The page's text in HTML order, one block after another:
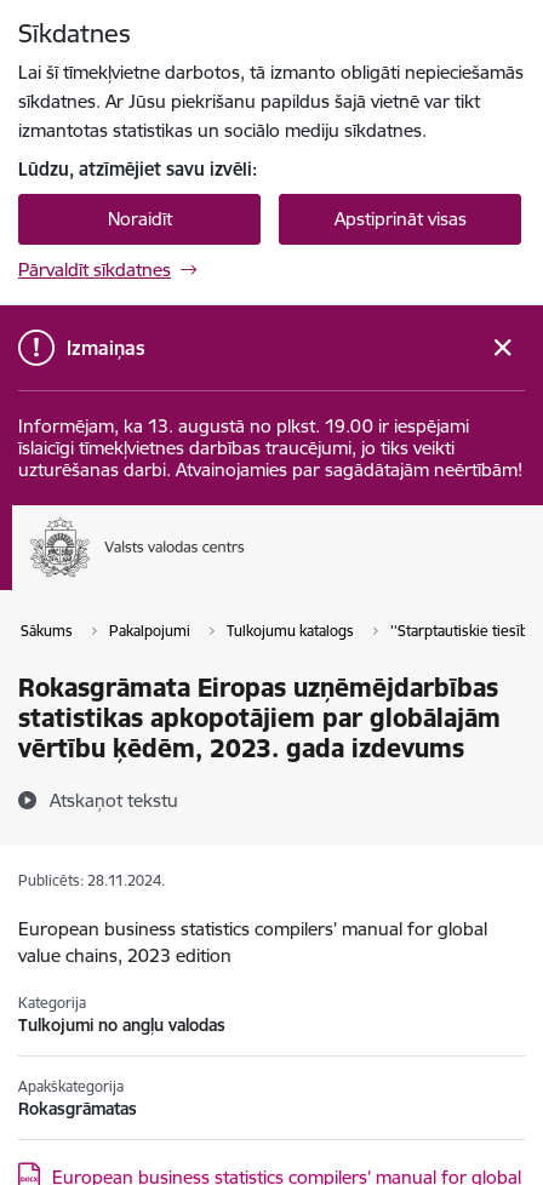
Sīkdatnes
Lai šī tīmekļvietne darbotos, tā izmanto obligāti nepieciešamās
sīkdatnes. Ar Jūsu piekrišanu papildus šajā vietnē var tikt
izmantotas statistikas un sociālo mediju sīkdatnes.
Lūdzu, atzīmējiet savu izvēli:
Noraidīt Apstiprināt visas
Pārvaldīt sīkdatnes
Izmaiņas
Informējam, ka 13. augustā no plkst. 19.00 ir iespējami
īslaicīgi tīmekļvietnes darbības traucējumi, jo tiks veikti
uzturēšanas darbi. Atvainojamies par sagādātajām neērtībām!
Sākums Pakalpojumi Tulkojumu katalogs ''Starptautiskie tiesību
Rokasgrāmata Eiropas uzņēmējdarbības
statistikas apkopotājiem par globālajām
vērtību ķēdēm, 2023. gada izdevums
Atskaņot tekstu
Publicēts: 28.11.2024.
European business statistics compilers’ manual for global
value chains, 2023 edition
Kategorija
Tulkojumi no angļu valodas
Apakškategorija
Rokasgrāmatas
Lejupielādēt:
European business statistics compilers’ manual for global